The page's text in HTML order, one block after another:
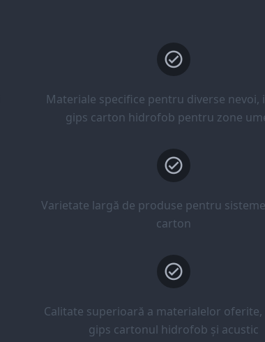
Materiale specifice pentru diverse nevoi,
gips carton hidrofob pentru zone
Varietate largă de produse pentru
carton
Calitate superioară a materialelor oferite,
gips cartonul hidrofob și acustic